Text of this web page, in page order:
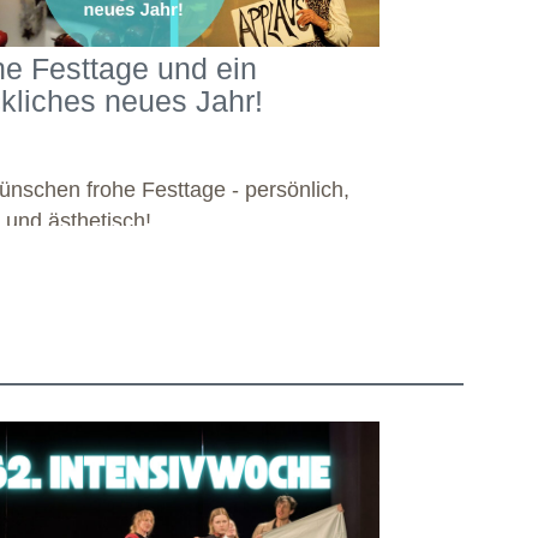
Festtage und ein
neues Jahr!
frohe Festtage - persönlich,
und ästhetisch!